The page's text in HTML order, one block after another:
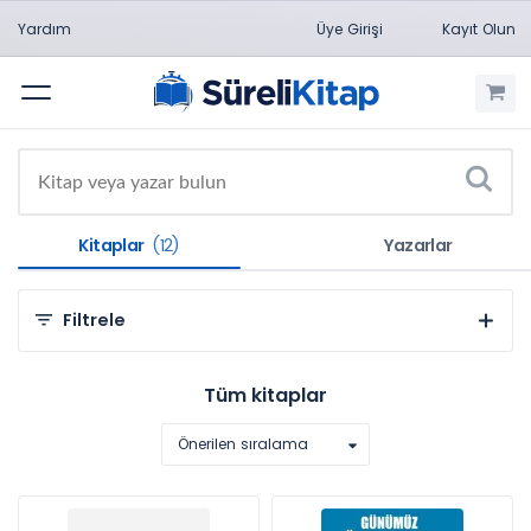
Yardım Üye Girişi Kayıt Olun
Menü
Kitaplar (12) Yazarlar
Filtrele
Doğa Bilimleri (1)
Tüm kitaplar
Önerilen sıralama